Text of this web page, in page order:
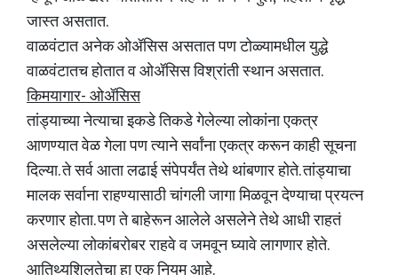
जास्त असतात.
वाळवंटात अनेक ओॲसिस असतात पण टोळ्यामधील युद्धे
वाळवंटातच होतात व ओॲसिस विश्रांती स्थान असतात.
किमयागार- ओॲसिस
तांड्याच्या नेत्याचा इकडे तिकडे गेलेल्या लोकांना एकत्र
आणण्यात वेळ गेला पण त्याने सर्वांना एकत्र करून काही सूचना
दिल्या. ते सर्व आता लढाई संपेपर्यंत तेथे थांबणार होते. तांड्याचा
मालक सर्वाना राहण्यासाठी चांगली जागा मिळवून देण्याचा प्रयत्न
करणार होता. पण ते बाहेरून आलेले असलेने तेथे आधी राहतं
असलेल्या लोकांबरोबर राहवे व जमवून घ्यावे लागणार होते.